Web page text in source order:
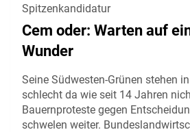
Spitzenkandidatur
Cem oder: Warten auf
Wunder
Seine Südwesten-Grünen stehen
schlecht da wie seit 14 Jahren
Bauernproteste gegen
schwelen weiter.